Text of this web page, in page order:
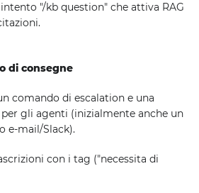
"/kb question" che attiva RAG
di consegne
comando di escalation e una
gli agenti (inizialmente anche un
e-mail/Slack).
con i tag ("necessita di